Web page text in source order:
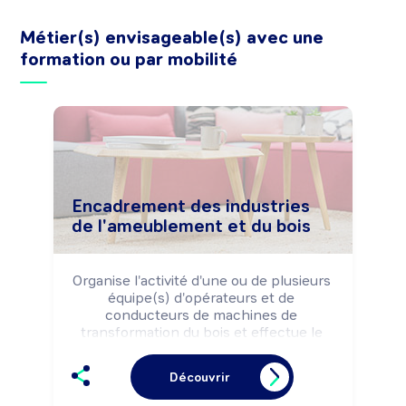
Métier(s) envisageable(s) avec une
formation ou par mobilité
Encadrement des industries
de l'ameublement et du bois
Organise l'activité d'une ou de plusieurs
équipe(s) d'opérateurs et de
conducteurs de machines de
transformation du bois et effectue le
de sécurité et les impératifs de
production (quantités, délais, qualité, ...).
Peut contribuer à la mise en place
Découvrir